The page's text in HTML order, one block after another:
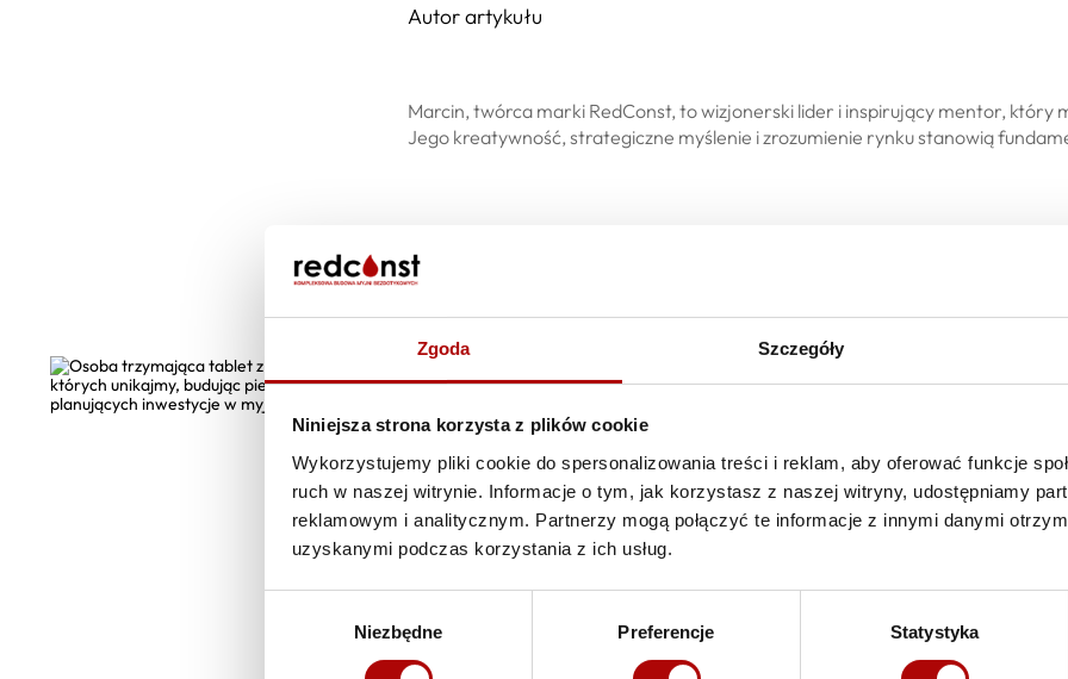
Zgoda Szczegóły
Niniejsza strona korzysta z plików cookie
Wykorzystujemy pliki cookie do spersonalizowania treści i reklam, aby oferować funkcje
ruch w naszej witrynie. Informacje o tym, jak korzystasz z naszej witryny, udostępniamy
reklamowym i analitycznym. Partnerzy mogą połączyć te informacje z innymi danymi
uzyskanymi podczas korzystania z ich usług.
Niezbędne Preferencje Statystyka
Autor artykułu
Marcin, twórca marki RedConst, to wizjonerski lider i inspirujący mentor, który
Jego kreatywność, strategiczne myślenie i zrozumienie rynku stanowią
10
Odbierz
błędów,